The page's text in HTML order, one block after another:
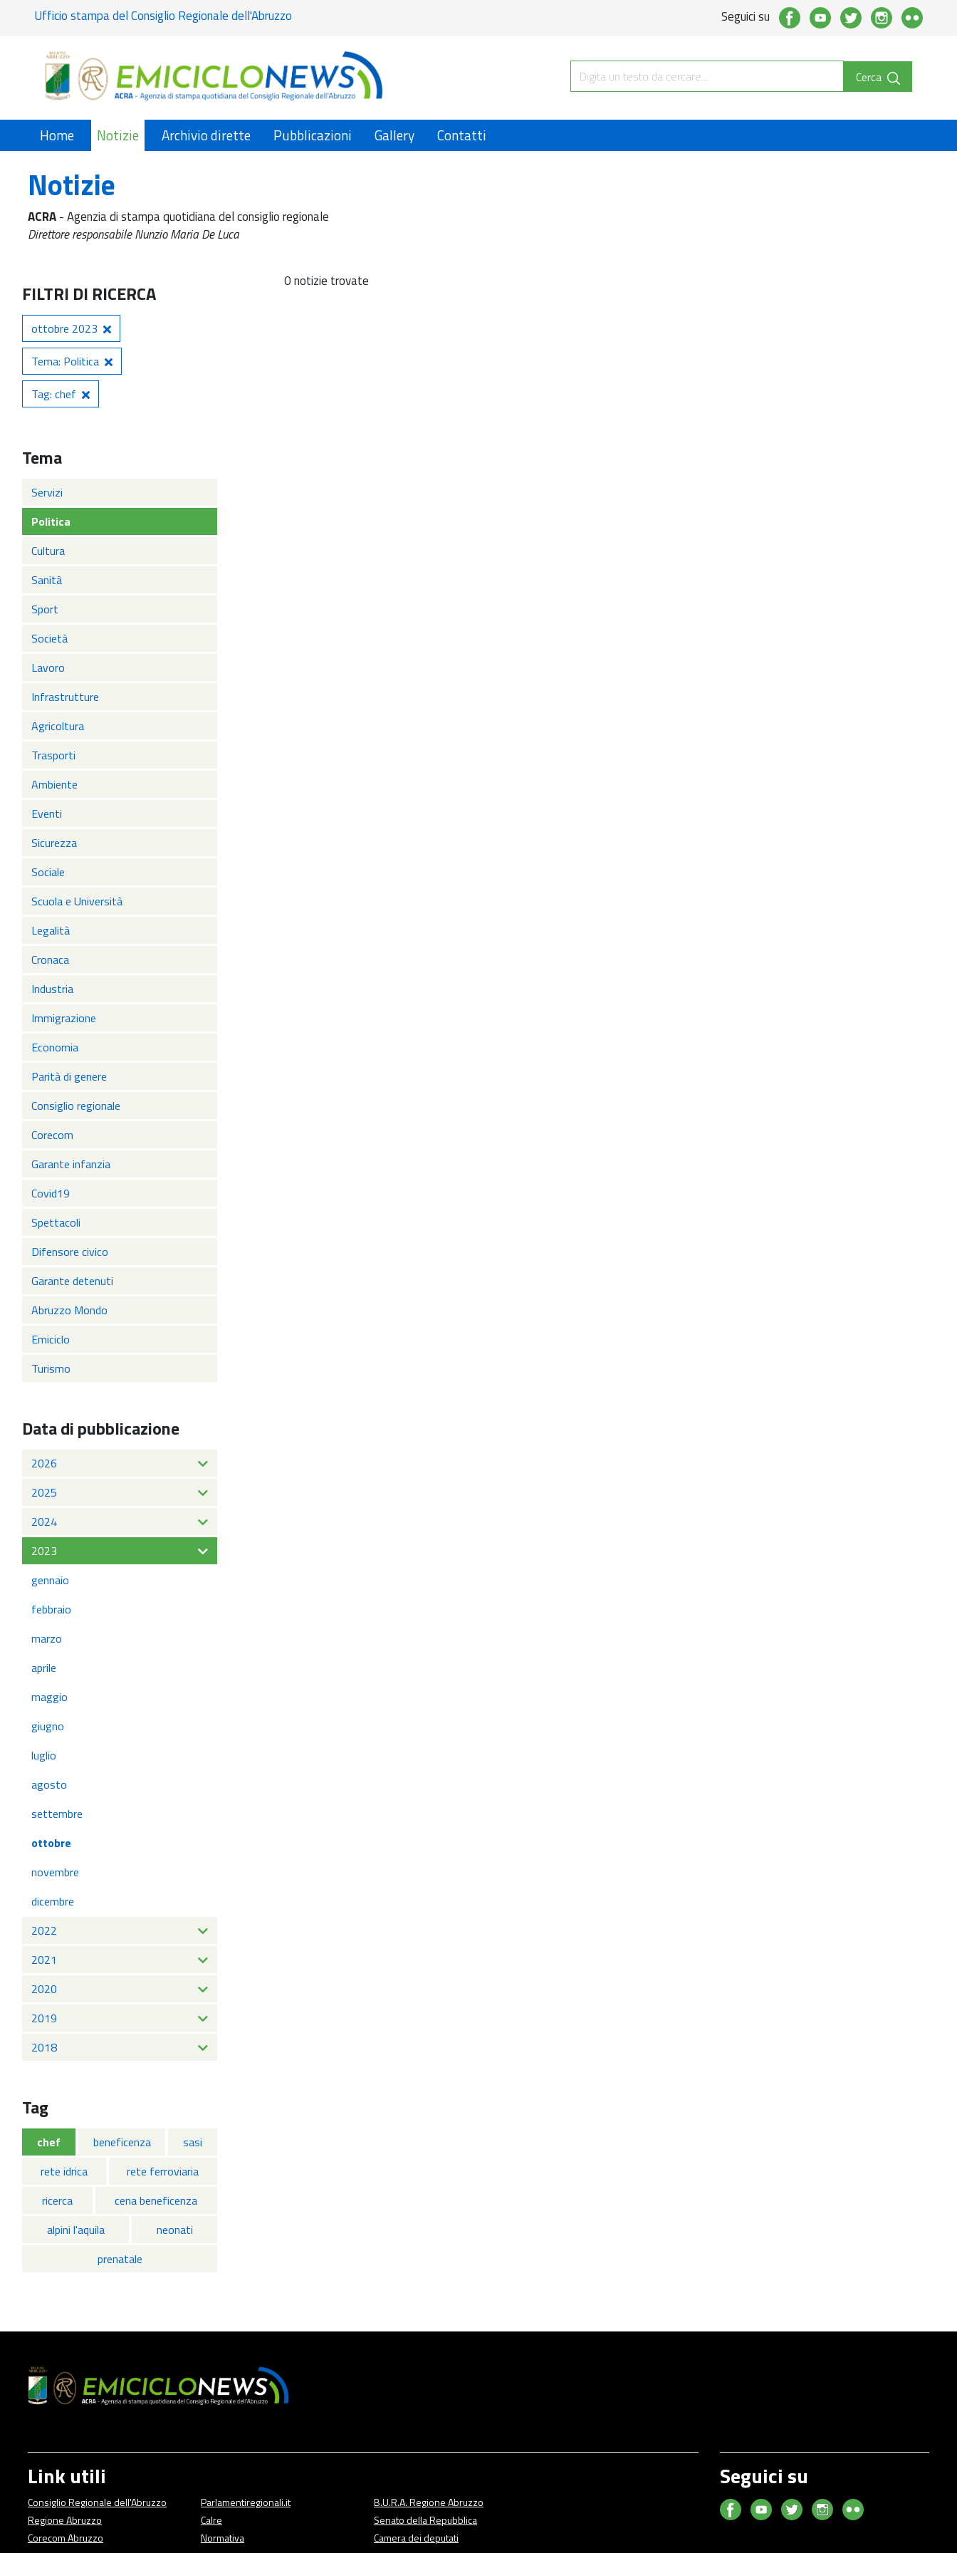
Ufficio stampa del Consiglio Regionale dell'Abruzzo Seguici su
Cerca
Home Notizie Archivio dirette Pubblicazioni Gallery Contatti
Notizie
ACRA- Agenzia di stampa quotidiana del consiglio regionale
Direttore responsabile Nunzio Maria De Luca
FILTRI DI RICERCA
ottobre 2023
Tema: Politica
Tag: chef
Tema
Servizi
Politica
Cultura
Sanità
Sport
Società
Lavoro
Infrastrutture
Agricoltura
Trasporti
Ambiente
Eventi
Sicurezza
Sociale
Scuola e Università
Legalità
Cronaca
Industria
Immigrazione
Economia
Parità di genere
Consiglio regionale
Corecom
Garante infanzia
Covid19
Spettacoli
Difensore civico
Garante detenuti
Abruzzo Mondo
Emiciclo
Turismo
Data di pubblicazione
2026
2025
2024
2023
gennaio
febbraio
marzo
aprile
maggio
giugno
luglio
agosto
settembre
ottobre
novembre
dicembre
2022
2021
2020
2019
2018
Tag
chef beneficenza
sasi
rete idrica
rete ferroviaria
ricerca
cena beneficenza
alpini l'aquila
neonati
prenatale
0 notizie trovate
Link utili
Consiglio Regionale dell'Abruzzo
Regione Abruzzo
Corecom Abruzzo
Parlamentiregionali.it
Calre
Normativa
B.U.R.A. Regione Abruzzo
Senato della Repubblica
Camera dei deputati
Seguici su